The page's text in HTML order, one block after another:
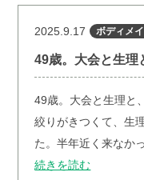
2025.9.17 ボディメ
49歳。大会と生理
⁡49歳。大会と生理と
絞りがきつくて、生
た。半年近く来なか
続きを読む